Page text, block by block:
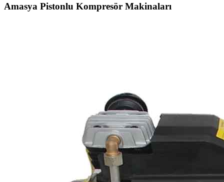
Amasya Pistonlu Kompresör Makinaları